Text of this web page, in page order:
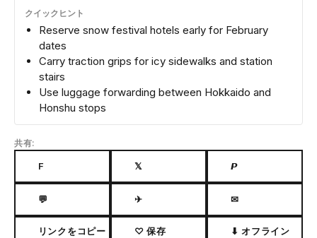
クイックヒント
Reserve snow festival hotels early for February
dates
Carry traction grips for icy sidewalks and station
stairs
Use luggage forwarding between Hokkaido and
Honshu stops
共有:
F 𝕏 𝙋
💬 ✈ ✉
リンクをコピー ♡ 保存 ⬇ オフライン